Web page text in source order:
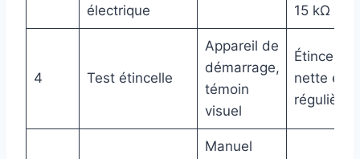
électrique
15 kΩ
4 Test étincelle
Appareil de
démarrage,
témoin
visuel
Étincelle
nette et
régulière
Manuel